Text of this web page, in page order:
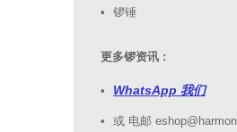
锣锤
更多锣资讯 :
WhatsApp 我们
或 电邮